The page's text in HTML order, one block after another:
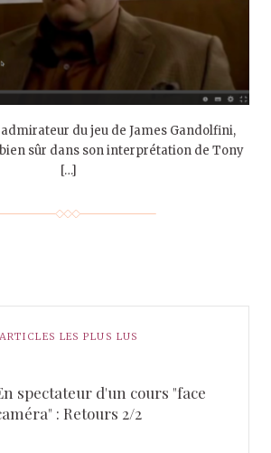
du jeu de James Gandolfini,
sûr dans son interprétation de Tony
[…]
ARTICLES LES PLUS LUS
spectateur d'un cours "face
: Retours 2/2